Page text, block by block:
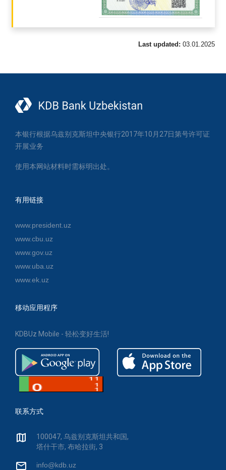
Last updated: 03.01.2025
本银行根据乌兹别克斯坦中央银行2017年10月27日第号许可证
开展业务
使用本网站材料时需标明出处。
有用链接
www.president.uz
www.cbu.uz
www.gov.uz
www.uba.uz
www.ek.uz
移动应用程序
KDBUz Mobile - 轻松变好生活!
联系方式
100047, 乌兹别克斯坦共和国,
塔什干市, 布哈拉街, 3
info@kdb.uz